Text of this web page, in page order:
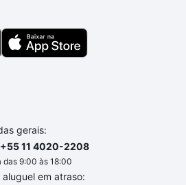
até as chaves.
gerais:
11 4020-2208
9:00 às 18:00
em atraso: